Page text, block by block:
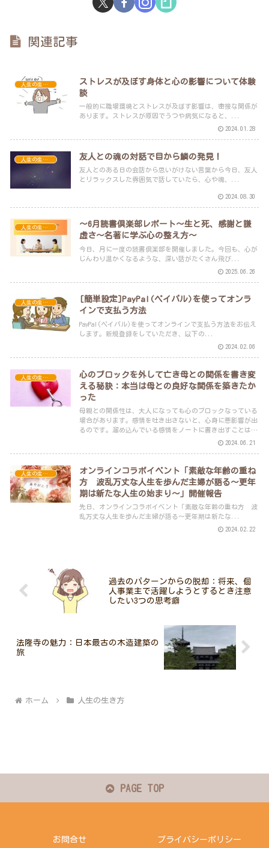
関連記事
人生の生き方
ストレスが及ぼす身体と心の影響について体験
談
一般的に職場環境とストレスが及ぼす影響は、密接な関係が
あります。ストレスが原因でうつや病気になると、...
2024.01.28
人生の生き方 友人との魂の対話で目から鱗の発見！
友人とのある日の会話から思いがけない言葉から今日、友人
とリラックスした雰囲気で話していたら、心や魂、...
2024.08.30
人生の生き方
〜6月読書倶楽部レポート〜生と死、感謝と謙
虚さ～名著に学ぶ心の整え方～
今日、月に一度の読書倶楽部を開催しました。今回も、心が
じんわり温かくなるような、深い話がたくさん飛び...
2025.06.26
人生の生き方
[簡単設定]PayPal(ペイパル)を使ってオンラ
インで支払う方法
PayPal(ペイパル)を使ってオンラインで支払う方法をお伝え
します。新規登録をしていただき、以下の...
2024.02.06
人生の生き方
心のブロックを外して亡き母との関係を書き変
える秘訣：本当は母との良好な関係を築きたか
った
母親との関係性は、大人になっても心のブロックなっている
場合があります。感情を吐き出さないと、心身に悪影響が出
るのです。溜め込んでいる感情をノートに書き出すことはと
ても効果的。大切な人との関係は良好にしたいですものね。
2024.06.21
人生の生き方
オンラインコラボイベント「素敵な年齢の重ね
方 波乱万丈な人生を歩んだ主婦が語る〜更年
期は新たな人生の始まり〜」開催報告
先日、オンラインコラボイベント「素敵な年齢の重ね方 波
乱万丈な人生を歩んだ主婦が語る〜更年期は新たな...
2024.02.22
過去のパターンからの脱却：将来、個
人事業主で活躍しようとするとき注意
したい3つの思考癖
法隆寺の魅力：日本最古の木造建築の
旅
ホーム 人生の生き方
PAGE TOP
お問合せ プライバシーポリシー